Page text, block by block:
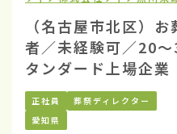
（名古屋市北区）
者／未経験可／20
タンダード上場企業
正社員
葬祭ディレクター
愛知県